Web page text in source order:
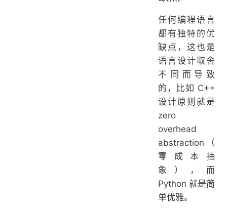
任何编程语言
都有独特的优
缺点，这也是
语言设计取舍
不同而导致
的，比如 C++
设计原则就是
zero
overhead
abstraction（
零成本抽
象），而
Python 就是简
单优雅。